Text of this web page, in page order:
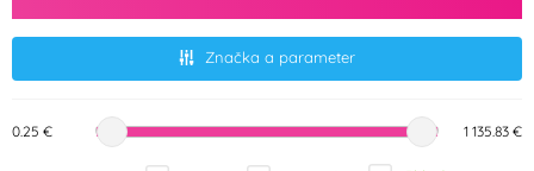
Značka a parameter
0.25 € 1 135.83 €